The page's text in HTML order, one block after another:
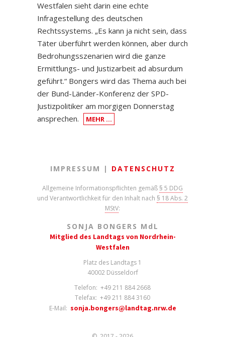
Westfalen sieht darin eine echte
Infragestellung des deutschen
Rechtssystems. „Es kann ja nicht sein, dass
Täter überführt werden können, aber durch
Bedrohungsszenarien wird die ganze
Ermittlungs- und Justizarbeit ad absurdum
geführt.“ Bongers wird das Thema auch bei
der Bund-Länder-Konferenz der SPD-
Justizpolitiker am morgigen Donnerstag
ansprechen.
MEHR …
IMPRESSUM | DATENSCHUTZ
Allgemeine Informationspflichten gemäß § 5 DDG
und Verantwortlichkeit für den Inhalt nach § 18 Abs. 2
MStV:
SONJA BONGERS M d L
Mitglied des Landtags von Nordrhein-
Westfalen
Platz des Landtags 1
40002 Düsseldorf
Telefon: +49 211 884 2668
Telefax: +49 211 884 3160
E-Mail: sonja.bongers@landtag.nrw.de